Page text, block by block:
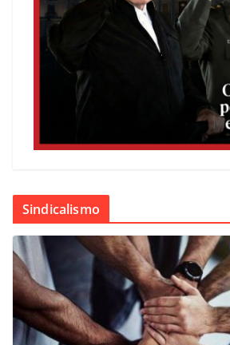
Sindicalismo